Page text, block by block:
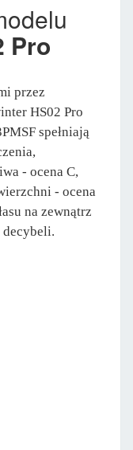
Pro
przez
HS02 Pro
spełniają
- ocena C,
- ocena
na zewnątrz